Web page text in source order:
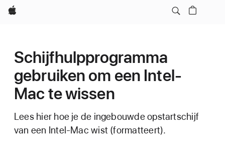
Apple
Schijfhulpprogramma
gebruiken om een Intel-
Mac te wissen
Lees hier hoe je de ingebouwde opstartschijf
van een Intel-Mac wist (formatteert).